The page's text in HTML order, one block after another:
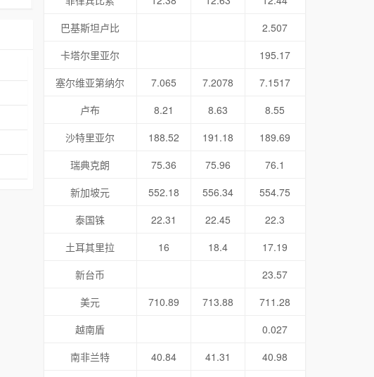
巴基斯坦卢比
2.507
卡塔尔里亚尔
195.17
塞尔维亚第纳尔
7.065 7.2078
7.1517
卢布
8.21 8.63
8.55
沙特里亚尔
188.52 191.18
189.69
瑞典克朗
75.36 75.96
76.1
新加坡元
552.18 556.34
554.75
泰国铢
22.31 22.45
22.3
土耳其里拉
16 18.4
17.19
新台币
23.57
美元
710.89 713.88
711.28
越南盾
0.027
南非兰特
40.84 41.31 40.98